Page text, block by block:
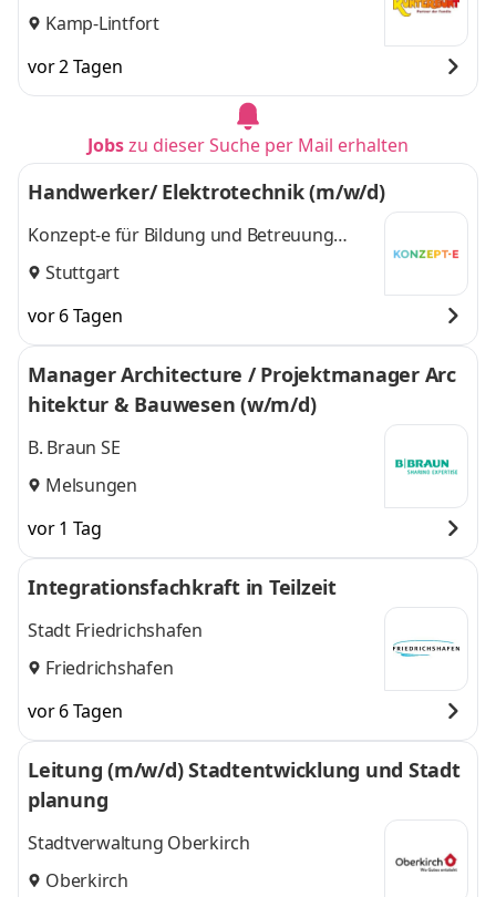
Kamp-Lintfort
vor 2 Tagen
Jobszu dieser Suche per Mail erhalten
Handwerker/ Elektrotechnik (m/w/d)
Konzept-e für Bildung und Betreuung
gGmbH
Stuttgart
vor 6 Tagen
Manager Architecture / Projektmanager Arc
hitektur & Bauwesen (w/m/d)
B. Braun SE
Melsungen
vor 1 Tag
Integrationsfachkraft in Teilzeit
Stadt Friedrichshafen
Friedrichshafen
vor 6 Tagen
Leitung (m/w/d) Stadtentwicklung und Stadt
planung
Stadtverwaltung Oberkirch
Oberkirch